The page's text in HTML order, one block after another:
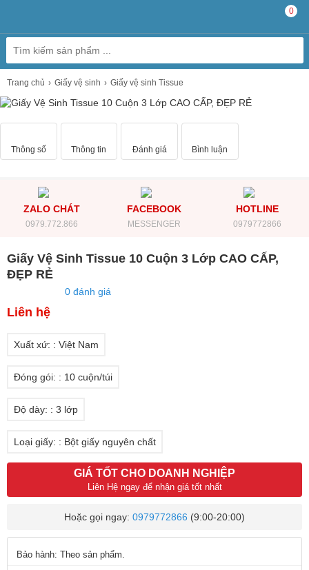
0
Trang chủ Giấy vệ sinh Giấy vệ sinh Tissue
Thông số Thông tin Đánh giá Bình luận
ZALO CHÁT
0979.772.866
FACEBOOK
MESSENGER
HOTLINE
0979772866
Giấy Vệ Sinh Tissue 10 Cuộn 3 Lớp CAO CẤP,
ĐẸP RẺ
0 đánh giá
Liên hệ
Xuất xứ: : Việt Nam
Đóng gói: : 10 cuộn/túi
Độ dày: : 3 lớp
Loại giấy: : Bột giấy nguyên chất
GIÁ TỐT CHO DOANH NGHIỆP
Liên Hệ ngay để nhận giá tốt nhất
Hoặc gọi ngay: 0979772866 (9:00-20:00)
Bảo hành: Theo sản phẩm.